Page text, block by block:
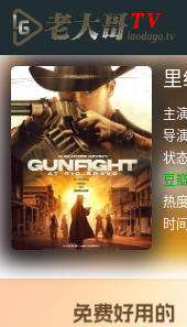
主演
导
状
豆
热
时